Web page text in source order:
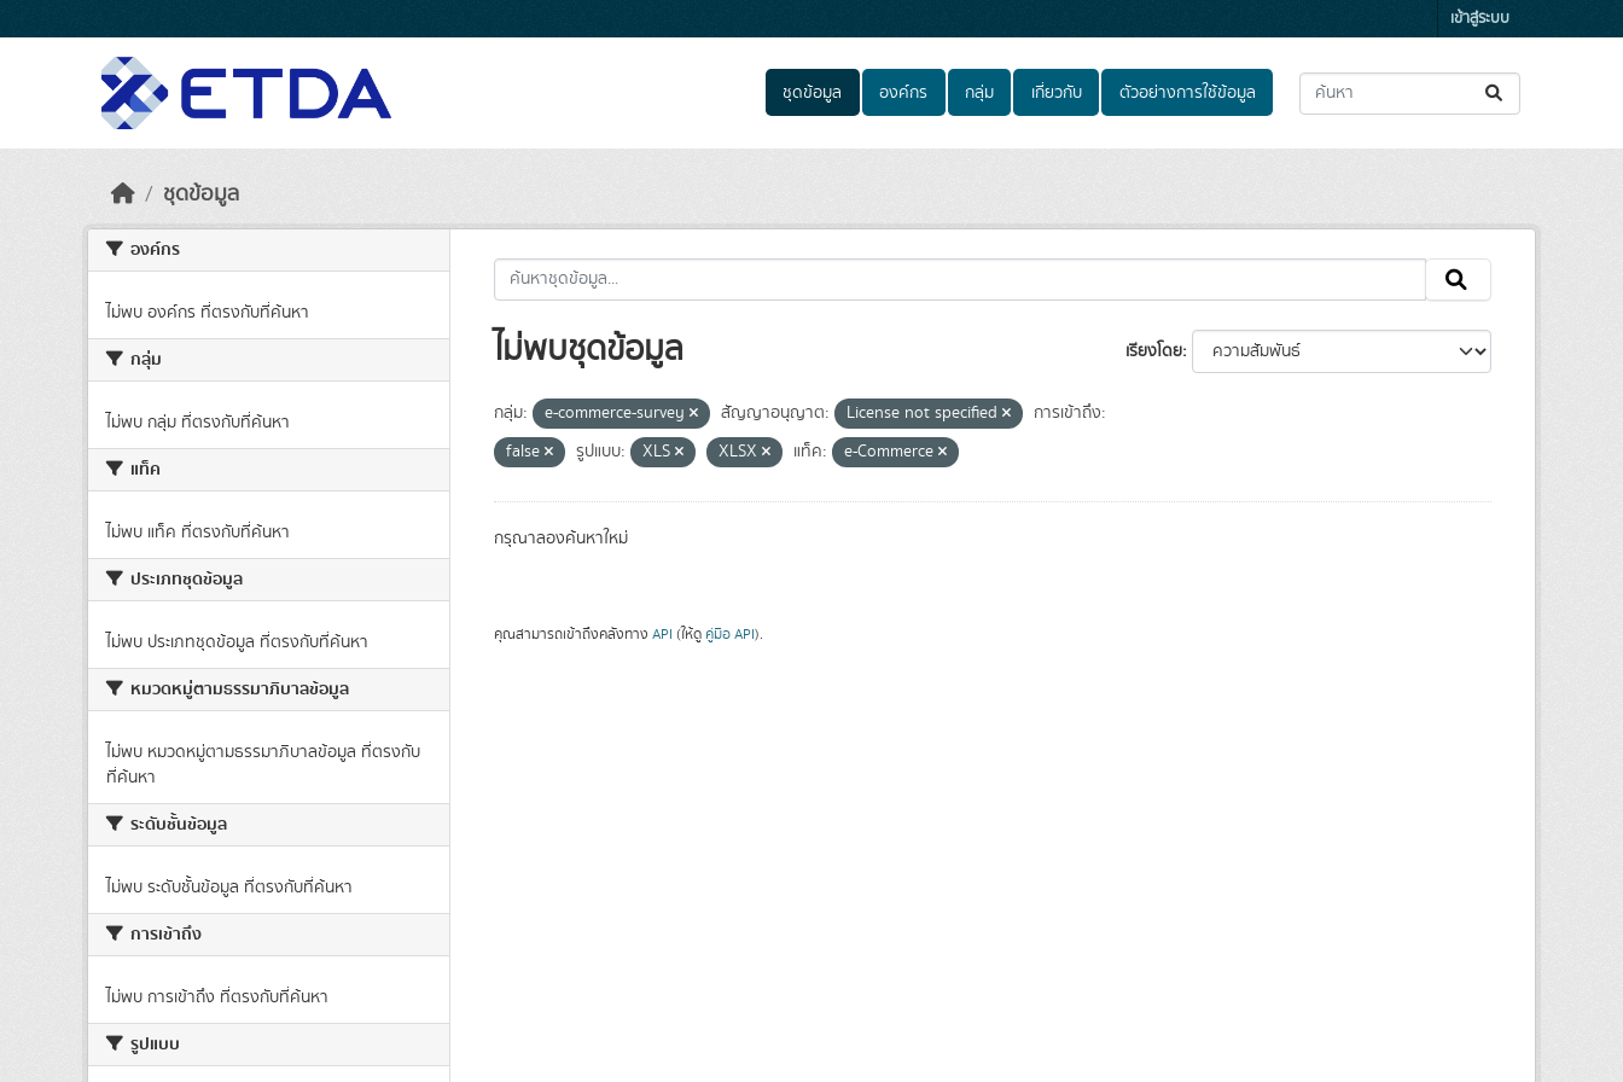
เข้าสู่ระบบ
ชุดข้อมูล องค์กร กลุ่ม เกี่ยวกับ ตัวอย่างการใช้ข้อมูล
ชุดข้อมูล
องค์กร
ไม่พบ องค์กร ที่ตรงกับที่ค้นหา
กลุ่ม
ไม่พบ กลุ่ม ที่ตรงกับที่ค้นหา
แท็ค
ไม่พบ แท็ค ที่ตรงกับที่ค้นหา
ประเภทชุดข้อมูล
ไม่พบ ประเภทชุดข้อมูล ที่ตรงกับที่ค้นหา
หมวดหมู่ตามธรรมาภิบาลข้อมูล
ไม่พบ หมวดหมู่ตามธรรมาภิบาลข้อมูล ที่ตรงกับ
ที่ค้นหา
ระดับชั้นข้อมูล
ไม่พบ ระดับชั้นข้อมูล ที่ตรงกับที่ค้นหา
การเข้าถึง
ไม่พบ การเข้าถึง ที่ตรงกับที่ค้นหา
รูปแบบ
เรียงโดย
ไม่พบชุดข้อมูล
กลุ่ม: e-commerce-survey สัญญาอนุญาต: License not specified
การเข้าถึง:
false
รูปแบบ: XLS XLSX แท็ค: e-Commerce
กรุณาลองค้นหาใหม่
คุณสามารถเข้าถึงคลังทาง API (ให้ดู คู่มือ API).